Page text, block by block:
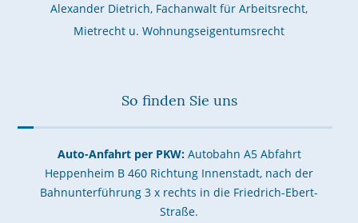
Alexander Dietrich, Fachanwalt für Arbeitsrecht,
Mietrecht u. Wohnungseigentumsrecht
So finden Sie uns
Auto-Anfahrt per PKW:Autobahn A5 Abfahrt
Heppenheim B 460 Richtung Innenstadt, nach der
Bahnunterführung 3 x rechts in die Friedrich-Ebert-
Straße.